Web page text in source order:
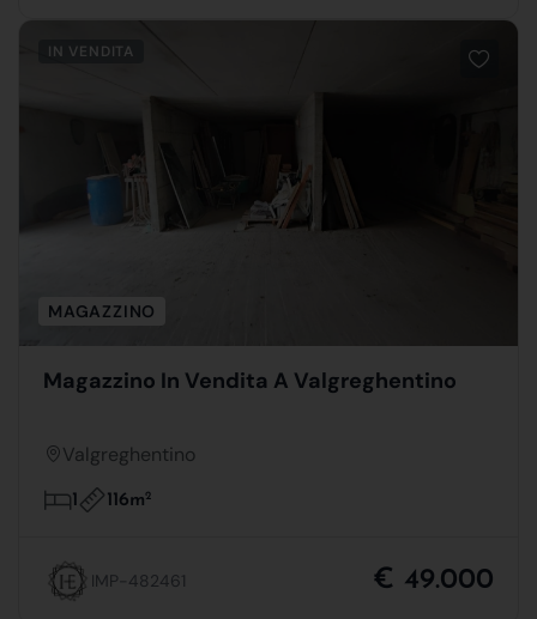
IN VENDITA
MAGAZZINO
Magazzino In Vendita A Valgreghentino
Valgreghentino
1 116m2
IMP-482461 € 49.000